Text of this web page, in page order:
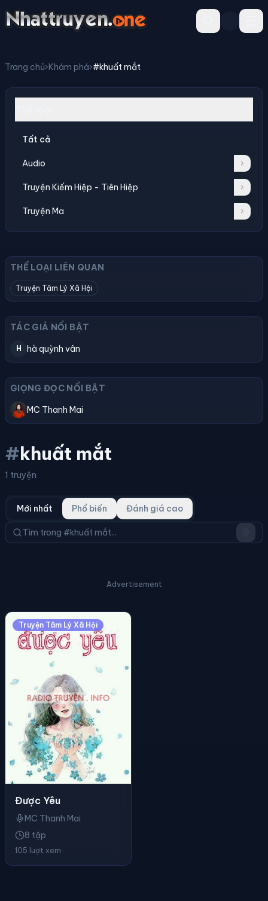
Trang chủ›Khám phá›#khuất mắt
Tất cả
Audio
Truyện Kiếm Hiệp - Tiên Hiệp
Truyện Ma
THỂ LOẠI LIÊN QUAN
Truyện Tâm Lý Xã Hội
TÁC GIẢ NỔI BẬT
H hà quỳnh vân
GIỌNG ĐỌC NỔI BẬT
MC Thanh Mai
#khuất mắt
1 truyện
Mới nhất Phổ biến Đánh giá cao
Advertisement
Truyện Tâm Lý Xã Hội
Được Yêu
MC Thanh Mai
8 tập
105 lượt xem